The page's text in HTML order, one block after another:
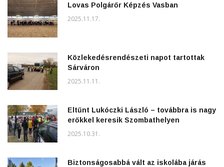
Lovas Polgárőr Képzés Vasban
2025.11.17.
Közlekedésrendészeti napot tartottak
Sárváron
2025.11.11.
Eltűnt Lukóczki László – továbbra is nagy
erőkkel keresik Szombathelyen
2025.10.31.
Biztonságosabbá vált az iskolába járás